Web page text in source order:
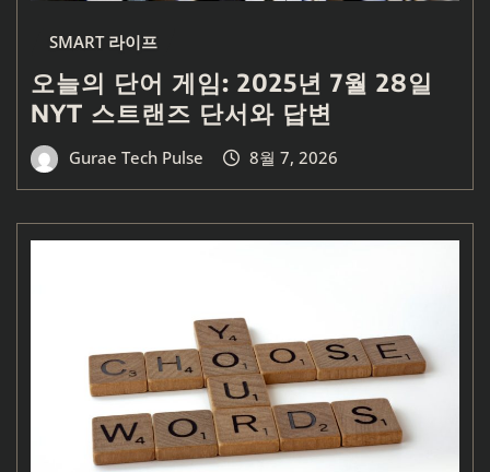
SMART 라이프
오늘의 단어 게임: 2025년 7월 28일
NYT 스트랜즈 단서와 답변
Gurae Tech Pulse 8월 7, 2026